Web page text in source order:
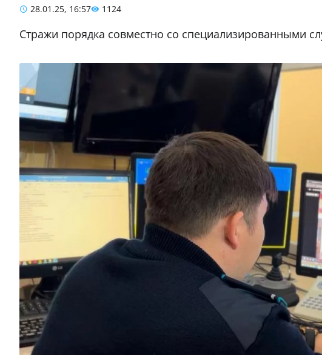
28.01.25, 16:57 1124
Стражи порядка совместно со специализированными